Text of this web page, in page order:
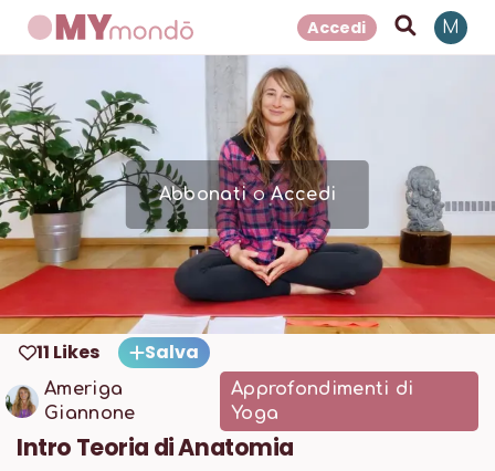
Accedi M
AbbonatioAccedi
11 Likes Salva
Ameriga
Giannone
Approfondimenti di
Yoga
Intro Teoria di Anatomia